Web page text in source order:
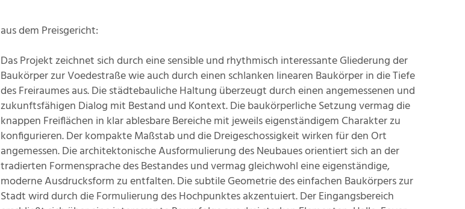
aus dem Preisgericht:
Das Projekt zeichnet sich durch eine sensible und rhythmisch interessante Gliederung der
Baukörper zur Voedestraße wie auch durch einen schlanken linearen Baukörper in die Tiefe
des Freiraumes aus. Die städtebauliche Haltung überzeugt durch einen angemessenen und
zukunftsfähigen Dialog mit Bestand und Kontext. Die baukörperliche Setzung vermag die
knappen Freiflächen in klar ablesbare Bereiche mit jeweils eigenständigem Charakter zu
konfigurieren. Der kompakte Maßstab und die Dreigeschossigkeit wirken für den Ort
angemessen. Die architektonische Ausformulierung des Neubaues orientiert sich an der
tradierten Formensprache des Bestandes und vermag gleichwohl eine eigenständige,
moderne Ausdrucksform zu entfalten. Die subtile Geometrie des einfachen Baukörpers zur
Stadt wird durch die Formulierung des Hochpunktes akzentuiert. Der Eingangsbereich